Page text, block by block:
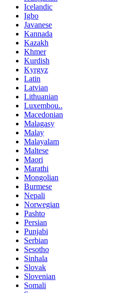
Icelandic
Igbo
Javanese
Kannada
Kazakh
Khmer
Kurdish
Kyrgyz
Latin
Latvian
Lithuanian
Luxembou..
Macedonian
Malagasy
Malay
Malayalam
Maltese
Maori
Marathi
Mongolian
Burmese
Nepali
Norwegian
Pashto
Persian
Punjabi
Serbian
Sesotho
Sinhala
Slovak
Slovenian
Somali